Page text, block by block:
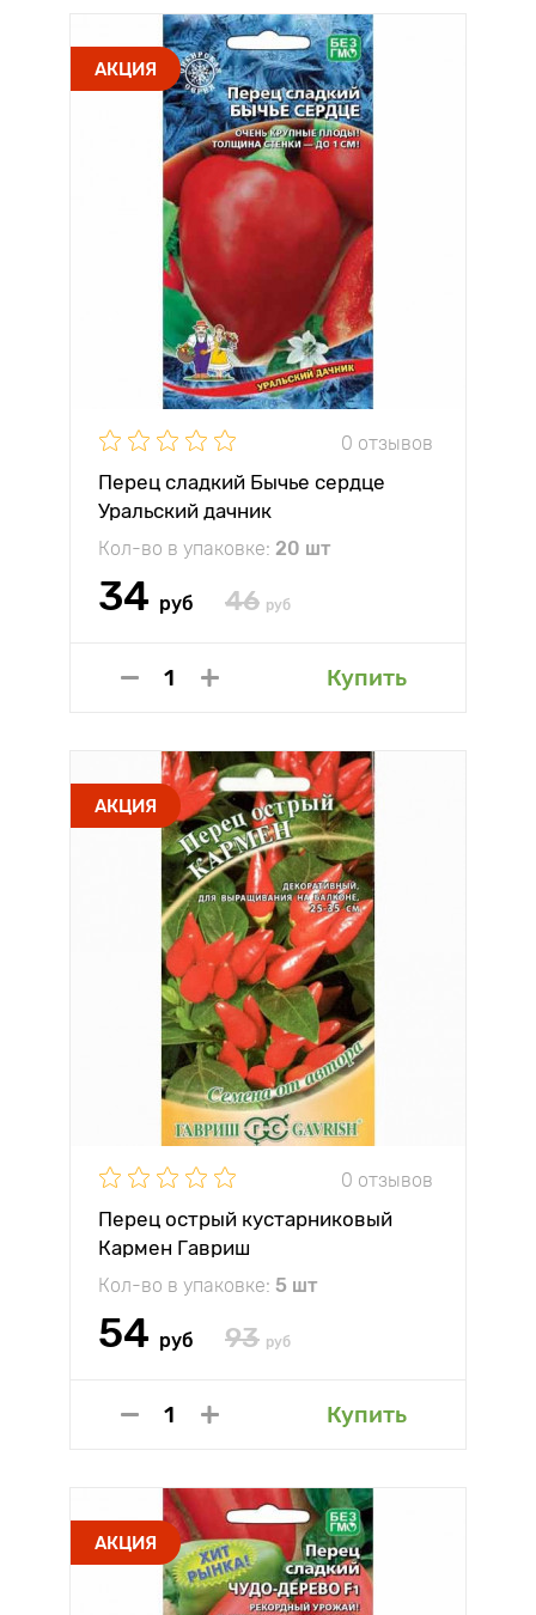
АКЦИЯ
0 отзывов
Перец сладкий Бычье сердце
Уральский дачник
Кол-во в упаковке: 20 шт
34 руб 46 руб
Купить
АКЦИЯ
0 отзывов
Перец острый кустарниковый
Кармен Гавриш
Кол-во в упаковке: 5 шт
54 руб 93 руб
Купить
АКЦИЯ